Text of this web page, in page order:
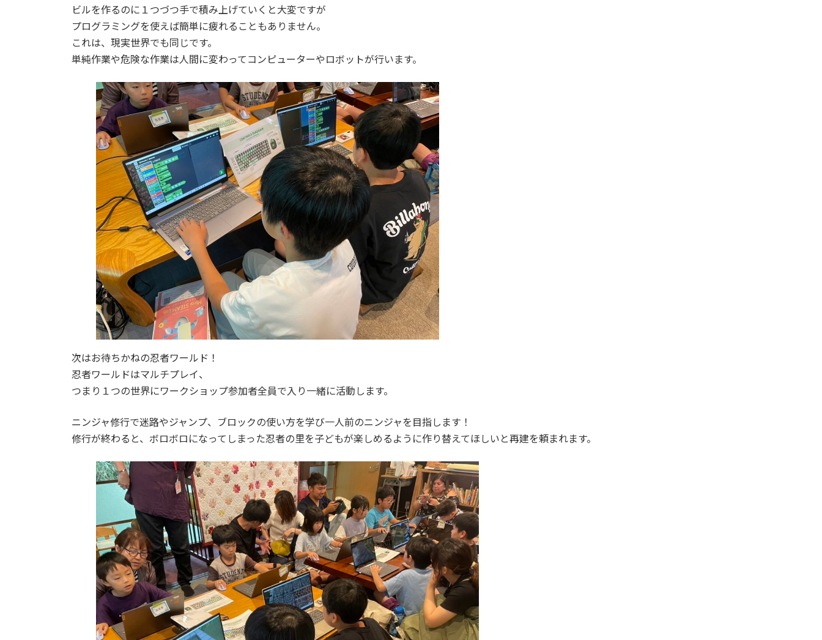
ビルを作るのに１つづつ手で積み上げていくと大変ですが
プログラミングを使えば簡単に疲れることもありません。
これは、現実世界でも同じです。
単純作業や危険な作業は人間に変わってコンピューターやロボットが行います。
次はお待ちかねの忍者ワールド！
忍者ワールドはマルチプレイ、
つまり１つの世界にワークショップ参加者全員で入り一緒に活動します。
ニンジャ修行で迷路やジャンプ、ブロックの使い方を学び一人前のニンジャを目指します！
修行が終わると、ボロボロになってしまった忍者の里を子どもが楽しめるように作り替えてほしいと再建を頼まれます。